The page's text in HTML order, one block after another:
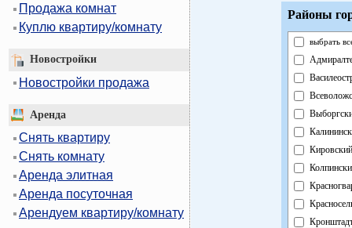
Продажа комнат
Куплю квартиру/комнату
Новостройки
Новостройки продажа
Аренда
Снять квартиру
Снять комнату
Аренда элитная
Аренда посуточная
Арендуем квартиру/комнату
Районы
выбрать
Кировский